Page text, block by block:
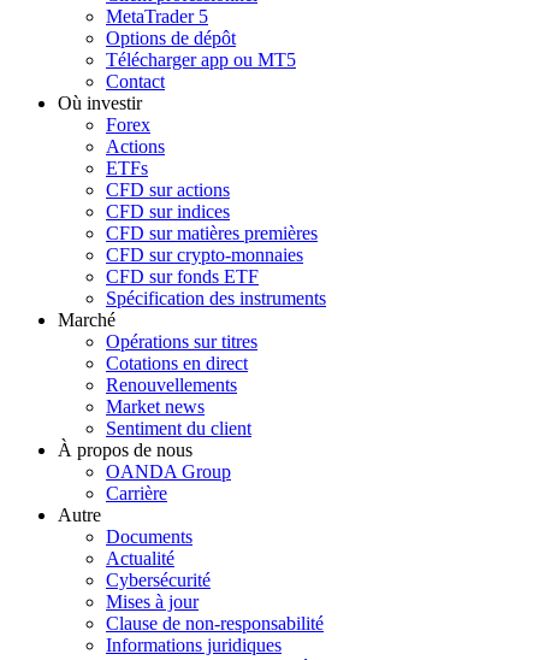
MetaTrader 5
Options de dépôt
Télécharger app ou MT5
Contact
Où investir
Forex
Actions
ETFs
CFD sur actions
CFD sur indices
CFD sur matières premières
CFD sur crypto-monnaies
CFD sur fonds ETF
Spécification des instruments
Marché
Opérations sur titres
Cotations en direct
Renouvellements
Market news
Sentiment du client
À propos de nous
OANDA Group
Carrière
Autre
Documents
Actualité
Cybersécurité
Mises à jour
Clause de non-responsabilité
Informations juridiques